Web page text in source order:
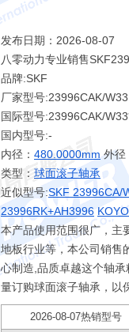
发布日期：2026-08-07
八零动力专业销售
品牌:SKF
厂家型号:23996CAK/W33
国际型号:23996CAK/
国内型号:-
内径： 480.0000mm 外径
类型： 球面滚子轴承
近似型号:SKF 23996CA/
23996RK+AH3996
本产品使用范围很广，主
地板行业等，本公司销售
心制造,品质卓越这个轴
量订购球面滚子轴承，以
2026-08-07热销型号